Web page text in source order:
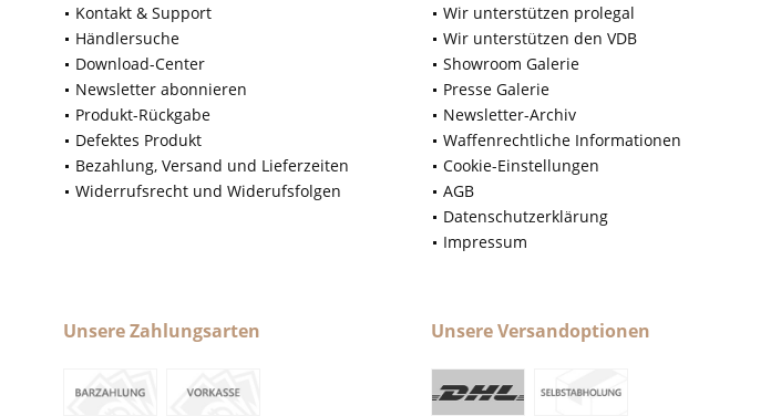
Kontakt & Support
Händlersuche
Download-Center
Newsletter abonnieren
Produkt-Rückgabe
Defektes Produkt
Bezahlung, Versand und Lieferzeiten
Widerrufsrecht und Widerufsfolgen
Wir unterstützen prolegal
Wir unterstützen den VDB
Showroom Galerie
Presse Galerie
Newsletter-Archiv
Waffenrechtliche Informationen
Cookie-Einstellungen
AGB
Datenschutzerklärung
Impressum
Unsere Zahlungsarten Unsere Versandoptionen